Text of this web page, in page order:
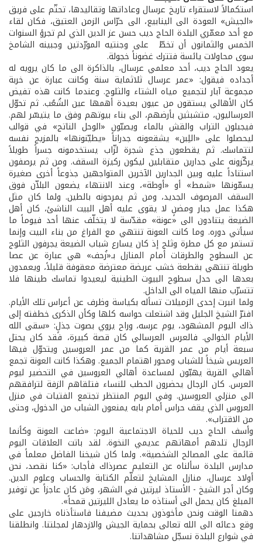
استكمالاً لاستقراء تاريخ عرسال وعاداتها وتقاليدها، تحتّم على فريق
«الجيش» العودة الى الينابيع، الى حرّاس الزمن العتيق، فكان لقاء
مع أحد معمّري البلدة الحاج ديب حسن عز الدين الذي لم تجرؤ السنوات
الخمس والثمانون أن تخطّ على وجنتيه المورّدتين وجبينه الشامخ
سوى محاولات يائسة فتترك غضوناً خجولة.
يعود الحاج ديب، أحد معلمي عرسال، بالذاكرة الى ما كان يرويه له
أجداده فيقول: «عمر عرسال ثلاثماية سنة وكانت عبارة عن خربة
مجموعة آبار لتجميع مياه الشتاء والثلوج. وعندما كانت هذه تفيض
كان الأهالي يستقون من عيون بعيدة أهمها عين الشُعُب. ثم تحوّل
العرساليون، متشبثين بأرضهم، الى بناء بيوتهم وفق ما يتيسّر لهم.
فيجبلون التراب والقش بالماء ويصبّون «الوحل الناتج» في قوالب
ليحصلوا على «اللِبن» يشقعونه جدراناً «يطيّنونها» بالمزيج نفسه
لتتماسك. ثم يقطعون جذع شجرة لزّاب يستخدمونه جسراً طويلاً
يركّزونه على جدارين متقابلين ليكون ركيزة السقف. ومن ثم يرصفون
استناداً عليه وبين الجدارين الآخرين المتواجهين جذوعاً أخرى صغيرة
يسمّونها «شمط» أو «أوطة»، وعند الانتهاء يضعون البلاّن فوق
السقف المرصوف الجديد، ومن ثم يمرحونه بالطين. ولما كان مثل
هكذا عمل جبار ومضنٍ لا يقوى عليه أهل البيت الناشئ، كان أهل
الضيعة يتنادون الى «عونة» مقدّسة لا يتخلّف عنها أحد فيوماً ما
سيأتي دوره. وما كانت العونة تنتهي مع الفراغ من بناء البيت وإنما
تستمر مع كل مطرة وثلج إذ كان يسارع شباب الضيعة يجرفون الثلوج
عن السطوح والطرقات أمام المنازل بـ«زُحف» هي عبارة عن عصا
طويلة تنتهي بقطعة خشب عريضة معترضة معقوفة قليلاً، ويعمدون
بعدها الى حدل سطوح البيوت الطينية ليعيدوا تماسك طينها فلا
تتسرّب منها المياه الى الداخل.
ولما انبرت إحدى الزميلات تسأله بكياسة وظرف عن أعراس تلك الأيام.
افترّ الشيخ الجليل وقد اشتعلت حواسه كلها وكأن الذكرى خطفته إلى
ذاك اليوم المشهود، يوم عرسه، وراح يروي بصوت جذلٍ: «سقى الله
الأيام الخوالي. فالعرس العرسالي كان قصة كبيرة، فقد كان يحتل
سبعة أيام من عمر القرية كما من عمر العروسين ويتحوّل فيها
العريس شيخاً للشباب ومحور اهتمام الجميع. وهكذا كانت العونة تجمع
أهالي القرية يهبّون لمساعدة أهالي العروسين في التحضير ليوم
العرس. كان الرجال يحضرون الحطب للنساء فتلقاهم الزفة لترافقهم
الى منزلي العروسين. وفي اليوم المنتظر تجتمع الفتيات في منزل
العروس الذي يقف حراس أمام بابه يمنعون الشباب من الدخول، وحتى
من الاقتراب».
وأسف الحاج ديب للحياة الاجتماعية اليوم: «ضاعت العونة وكأنما
الرجال تلدهم أمهاتهم عديمي النخوة. لقد باتت العلاقات اليوم
قائمة على المصالح الشخصية». ولما كان شيخنا الفاضل معلماً في
مدارس البلدة سألناه عن التعليم عصرذاك فأجاب: «كنا نقصد، نحن
أولاد عرسال، منازل المشايخ لتعلّم الكتابة والحساب وعلوم الدين.
وكان أجر الشيخ - الأستاذ ليرتين في الشهر، ومَن كان عاجزاً عن توفير
المبلغ كان يحمل الى أستاذه ما يعادل الليرتين قمحاً».
دهمنا الوقت ونحن مأخوذون بحديث مضيفنا فاستأذناه خارجين على
وقع دعائه الى الله تعالى بحماية الجيش والازدهار لمجلتنا. وانطلقنا
في شوارع البلدة نسجّل مشاهداتنا.